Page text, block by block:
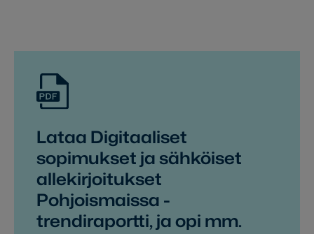
Lataa Digitaaliset
sopimukset ja sähköiset
allekirjoitukset
Pohjoismaissa -
trendiraportti, ja opi mm.